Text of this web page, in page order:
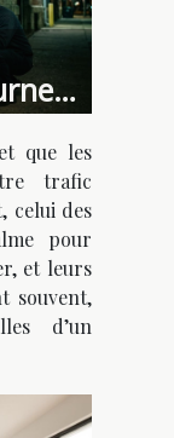
les
que les
trafic
celui des
pour
et leurs
souvent,
d’un